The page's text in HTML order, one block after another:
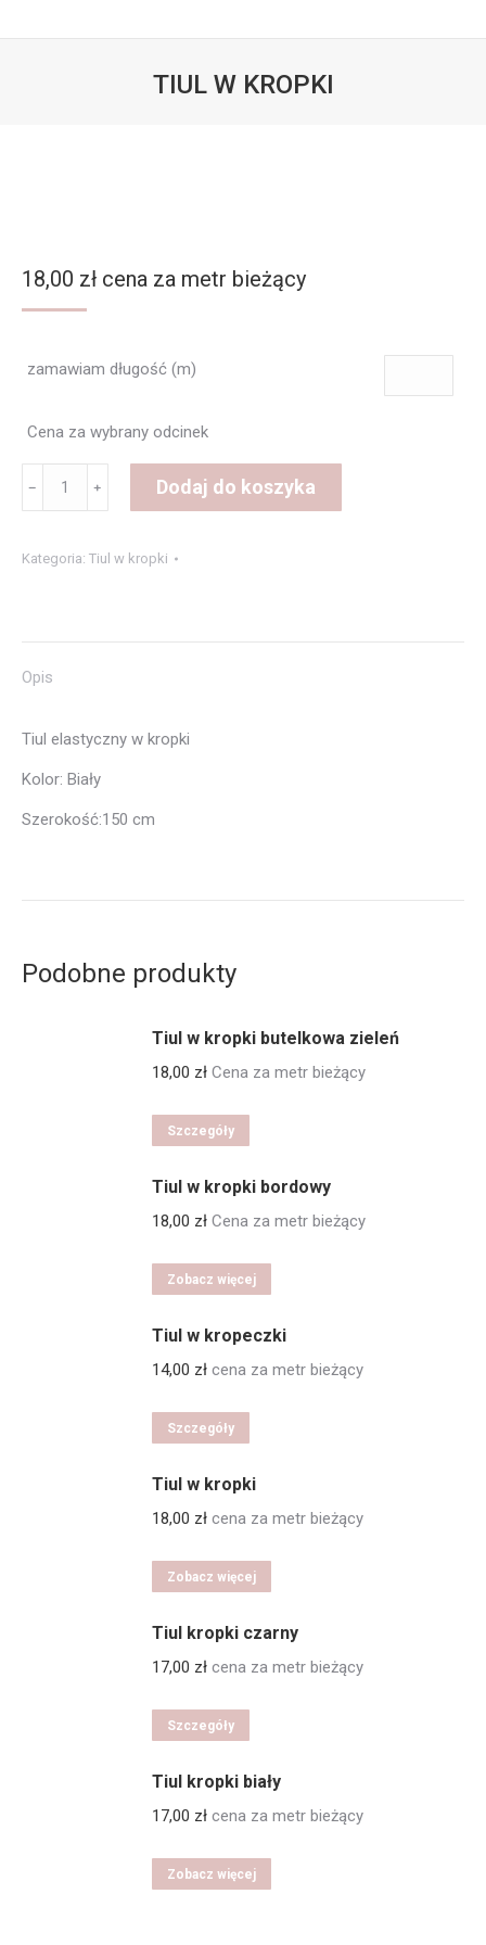
TIUL W KROPKI
18,00 zł cena za metr bieżący
zamawiam długość (m)
Cena za wybrany odcinek
Tiul
kropki
﹣ ﹢ Dodaj do koszyka
Kategoria: Tiul w kropki
Opis
Tiul elastyczny w kropki
Kolor: Biały
Szerokość:150 cm
Podobne produkty
Tiul w kropki butelkowa zieleń
18,00 zł Cena za metr bieżący
Szczegóły
Tiul w kropki bordowy
18,00 zł Cena za metr bieżący
Zobacz więcej
Tiul w kropeczki
14,00 zł cena za metr bieżący
Szczegóły
Tiul w kropki
18,00 zł cena za metr bieżący
Zobacz więcej
Tiul kropki czarny
17,00 zł cena za metr bieżący
Szczegóły
Tiul kropki biały
17,00 zł cena za metr bieżący
Zobacz więcej